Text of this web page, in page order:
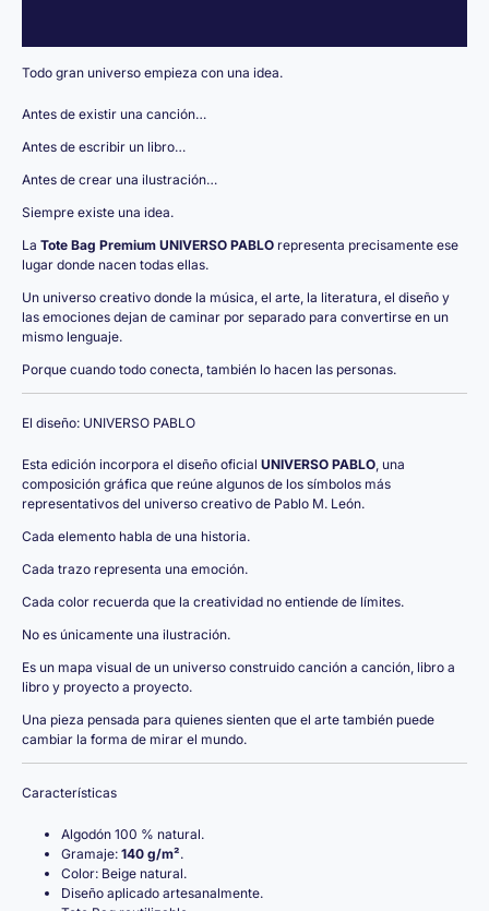
Todo gran universo empieza con una idea.
Antes de existir una canción…
Antes de escribir un libro…
Antes de crear una ilustración…
Siempre existe una idea.
La Tote Bag Premium UNIVERSO PABLO representa precisamente ese
lugar donde nacen todas ellas.
Un universo creativo donde la música, el arte, la literatura, el diseño y
las emociones dejan de caminar por separado para convertirse en un
mismo lenguaje.
Porque cuando todo conecta, también lo hacen las personas.
El diseño: UNIVERSO PABLO
Esta edición incorpora el diseño oficial UNIVERSO PABLO, una
composición gráfica que reúne algunos de los símbolos más
representativos del universo creativo de Pablo M. León.
Cada elemento habla de una historia.
Cada trazo representa una emoción.
Cada color recuerda que la creatividad no entiende de límites.
No es únicamente una ilustración.
Es un mapa visual de un universo construido canción a canción, libro a
libro y proyecto a proyecto.
Una pieza pensada para quienes sienten que el arte también puede
cambiar la forma de mirar el mundo.
Características
Algodón 100 % natural.
Gramaje: 140 g/m².
Color: Beige natural.
Diseño aplicado artesanalmente.